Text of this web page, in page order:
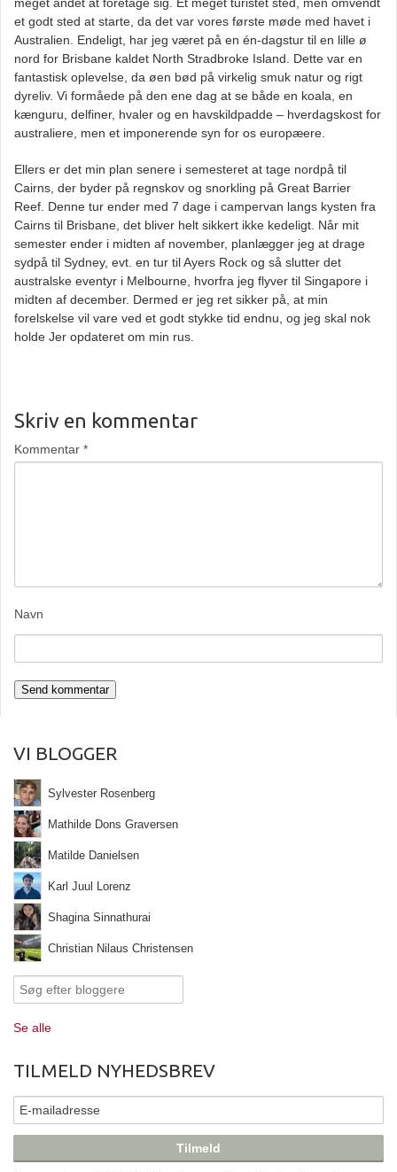
et godt sted at starte, da det var vores første møde med havet i
Australien. Endeligt, har jeg været på en én-dagstur til en lille ø
nord for Brisbane kaldet North Stradbroke Island. Dette var en
fantastisk oplevelse, da øen bød på virkelig smuk natur og rigt
dyreliv. Vi formåede på den ene dag at se både en koala, en
kænguru, delfiner, hvaler og en havskildpadde – hverdagskost for
australiere, men et imponerende syn for os europæere.
Ellers er det min plan senere i semesteret at tage nordpå til
Cairns, der byder på regnskov og snorkling på Great Barrier
Reef. Denne tur ender med 7 dage i campervan langs kysten fra
Cairns til Brisbane, det bliver helt sikkert ikke kedeligt. Når mit
semester ender i midten af november, planlægger jeg at drage
sydpå til Sydney, evt. en tur til Ayers Rock og så slutter det
australske eventyr i Melbourne, hvorfra jeg flyver til Singapore i
midten af december. Dermed er jeg ret sikker på, at min
forelskelse vil vare ved et godt stykke tid endnu, og jeg skal nok
holde Jer opdateret om min rus.
Skriv en kommentar
Kommentar *
Navn
VI BLOGGER
Sylvester Rosenberg
Mathilde Dons Graversen
Matilde Danielsen
Karl Juul Lorenz
Shagina Sinnathurai
Christian Nilaus Christensen
Se alle
TILMELD NYHEDSBREV